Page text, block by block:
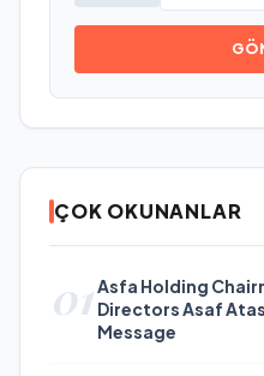
ÇOK OKUNANLAR
01Asfa Holding
Directors Asaf
Message